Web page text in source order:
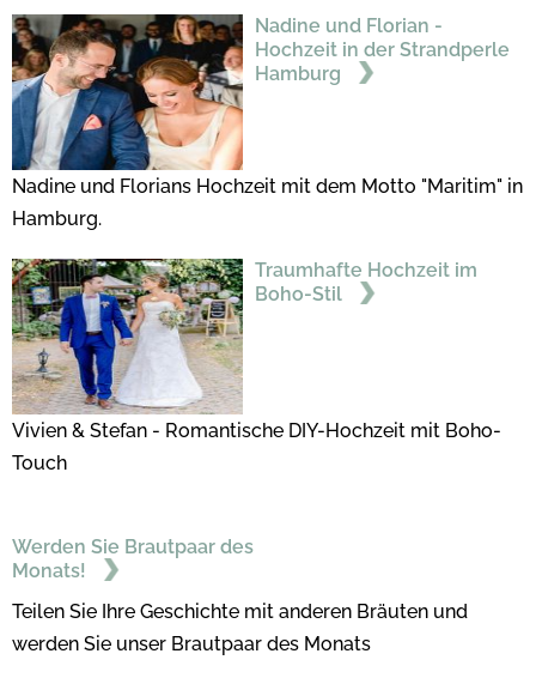
Nadine und Florian -
Hochzeit in der Strandperle
Hamburg
Nadine und Florians Hochzeit mit dem Motto "Maritim" in
Hamburg.
Traumhafte Hochzeit im
Boho-Stil
Vivien & Stefan - Romantische DIY-Hochzeit mit Boho-
Touch
Werden Sie Brautpaar des
Monats!
Teilen Sie Ihre Geschichte mit anderen Bräuten und
werden Sie unser Brautpaar des Monats